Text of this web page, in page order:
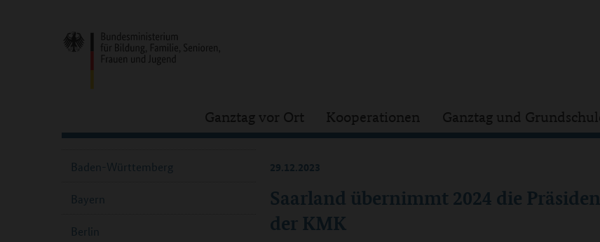
Ganztag vor Ort Kooperationen Ganztag und
Saarland übernimmt 2024 die
der KMK
29.12.2023
Baden-Württemberg
Bayern
Berlin